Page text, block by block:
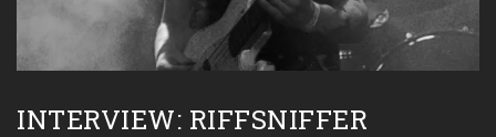
INTERVIEW: RIFFSNIFFER